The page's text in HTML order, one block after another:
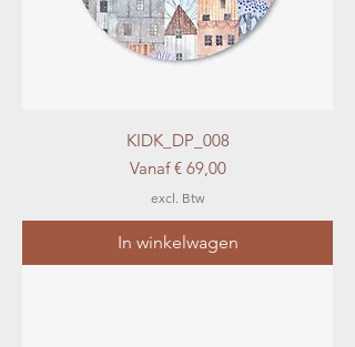
KIDK_DP_008
Vanaf€ 69,00
Verkoopprijs
excl. Btw
In winkelwagen